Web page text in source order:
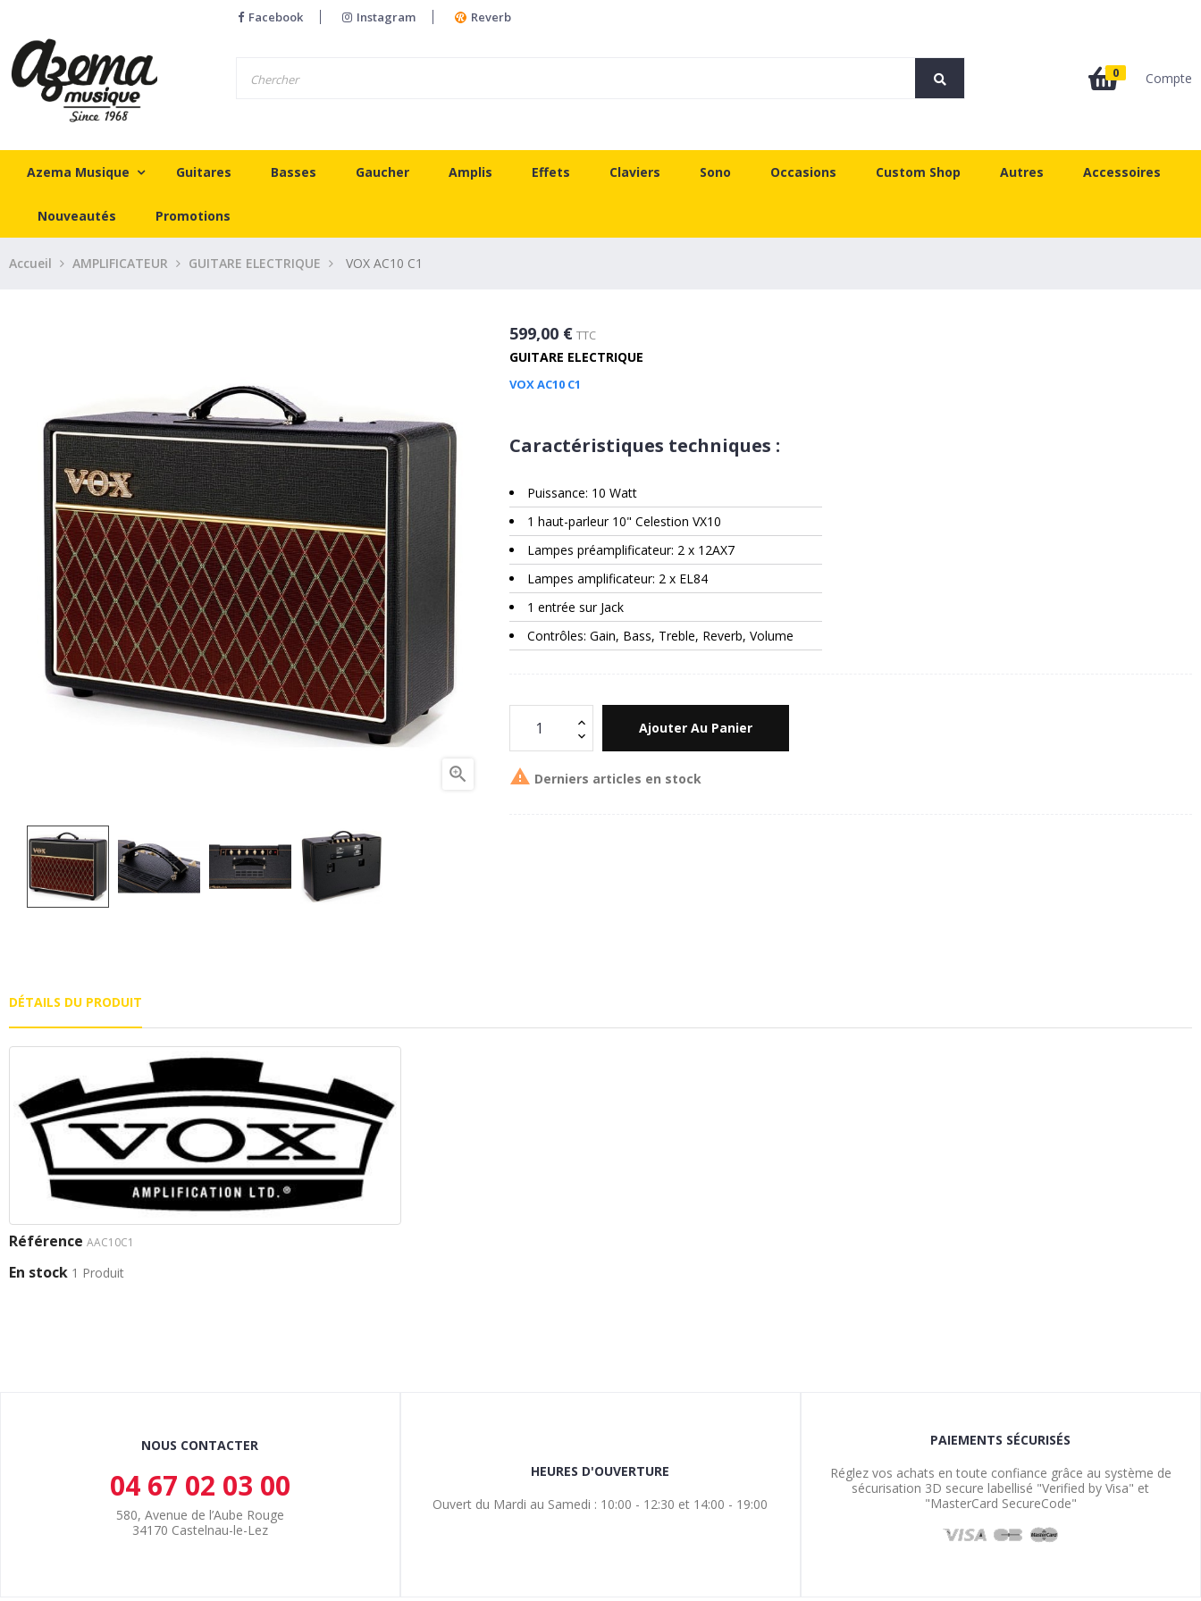
Facebook Instagram Reverb
0 Compte
Azema Musique Guitares Basses Gaucher Amplis Effets Claviers Sono Occasions Custom Shop Autres Accessoires
Nouveautés Promotions
Accueil AMPLIFICATEUR GUITARE ELECTRIQUE VOX AC10 C1

599,00 € TTC
GUITARE ELECTRIQUE
VOX AC10 C1
Caractéristiques techniques :
Puissance: 10 Watt
1 haut-parleur 10" Celestion VX10
Lampes préamplificateur: 2 x 12AX7
Lampes amplificateur: 2 x EL84
1 entrée sur Jack
Contrôles: Gain, Bass, Treble, Reverb, Volume
Ajouter Au Panier
 Derniers articles en stock
DÉTAILS DU PRODUIT
Référence AAC10C1
En stock 1 Produit
NOUS CONTACTER
04 67 02 03 00
580, Avenue de l’Aube Rouge
34170 Castelnau-le-Lez
HEURES D'OUVERTURE
Ouvert du Mardi au Samedi : 10:00 - 12:30 et 14:00 - 19:00
PAIEMENTS SÉCURISÉS
Réglez vos achats en toute confiance grâce au système de
sécurisation 3D secure labellisé "Verified by Visa" et
"MasterCard SecureCode"